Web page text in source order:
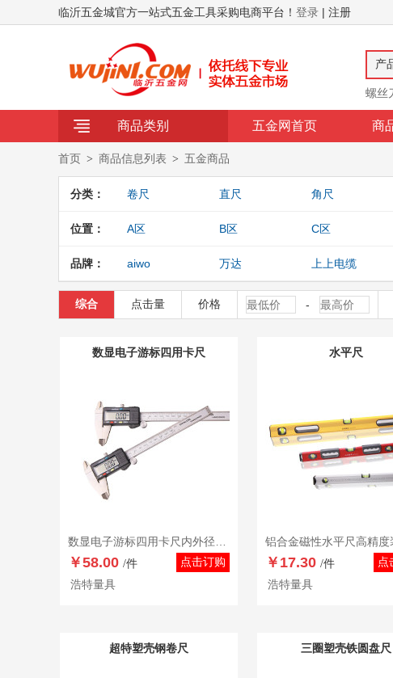
临沂五金城官方一站式五金工具采购电商平台！ 登录 | 注册
产
螺丝
商品类别 五金网首页 商
首页 > 商品信息列表 > 五金商品
分类： 卷尺 直尺 角尺
千分尺 百分表 表座
卡规
位置： A区 B区 C区
大棚区 东南区 沿街区
品牌： aiwo 万达 上上电缆
琦诺 锐豹
综合 点击量 价格 -
数显电子游标四用卡尺
￥58.00 /件 点击订购
浩特量具
水平尺
￥17.30 /件 点
浩特量具
超特塑壳钢卷尺 三圈塑壳铁圆盘尺